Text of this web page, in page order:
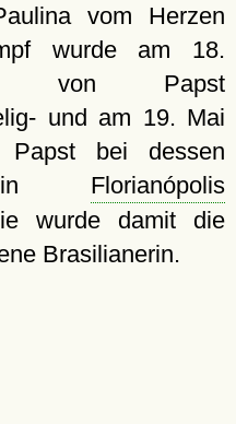
vom Herzen
wurde am 18.
von Papst
und am 19. Mai
bei dessen
in Florianópolis
wurde damit die
Brasilianerin.